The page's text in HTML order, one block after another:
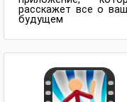
расскажет все о
будущем